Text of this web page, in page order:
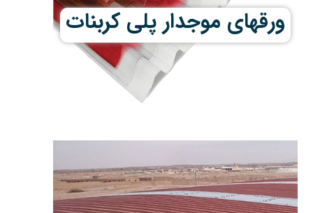
ورقهای موجدار پلی کربنات